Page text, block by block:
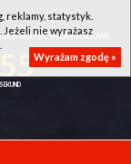
NOTEĆ INOWROCŁAW
55
reklamy, statystyk.
Jeżeli nie wyrażasz
Wyrażam zgodę »